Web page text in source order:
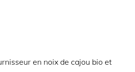
en noix de cajou bio et